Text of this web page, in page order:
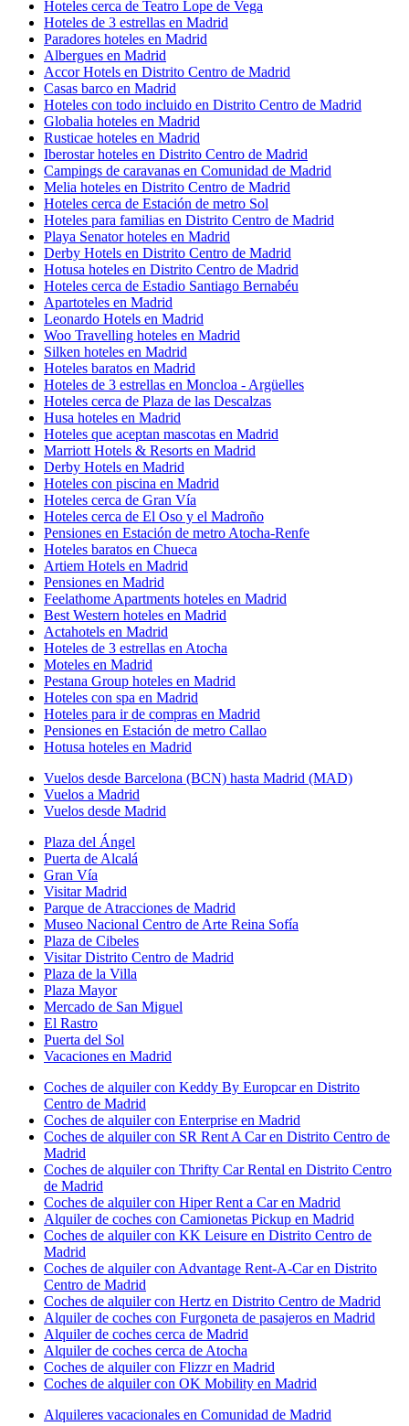
Hoteles cerca de Teatro Lope de Vega
Hoteles de 3 estrellas en Madrid
Paradores hoteles en Madrid
Albergues en Madrid
Accor Hotels en Distrito Centro de Madrid
Casas barco en Madrid
Hoteles con todo incluido en Distrito Centro de Madrid
Globalia hoteles en Madrid
Rusticae hoteles en Madrid
Iberostar hoteles en Distrito Centro de Madrid
Campings de caravanas en Comunidad de Madrid
Melia hoteles en Distrito Centro de Madrid
Hoteles cerca de Estación de metro Sol
Hoteles para familias en Distrito Centro de Madrid
Playa Senator hoteles en Madrid
Derby Hotels en Distrito Centro de Madrid
Hotusa hoteles en Distrito Centro de Madrid
Hoteles cerca de Estadio Santiago Bernabéu
Apartoteles en Madrid
Leonardo Hotels en Madrid
Woo Travelling hoteles en Madrid
Silken hoteles en Madrid
Hoteles baratos en Madrid
Hoteles de 3 estrellas en Moncloa - Argüelles
Hoteles cerca de Plaza de las Descalzas
Husa hoteles en Madrid
Hoteles que aceptan mascotas en Madrid
Marriott Hotels & Resorts en Madrid
Derby Hotels en Madrid
Hoteles con piscina en Madrid
Hoteles cerca de Gran Vía
Hoteles cerca de El Oso y el Madroño
Pensiones en Estación de metro Atocha-Renfe
Hoteles baratos en Chueca
Artiem Hotels en Madrid
Pensiones en Madrid
Feelathome Apartments hoteles en Madrid
Best Western hoteles en Madrid
Actahotels en Madrid
Hoteles de 3 estrellas en Atocha
Moteles en Madrid
Pestana Group hoteles en Madrid
Hoteles con spa en Madrid
Hoteles para ir de compras en Madrid
Pensiones en Estación de metro Callao
Hotusa hoteles en Madrid
Vuelos desde Barcelona (BCN) hasta Madrid (MAD)
Vuelos a Madrid
Vuelos desde Madrid
Plaza del Ángel
Puerta de Alcalá
Gran Vía
Visitar Madrid
Parque de Atracciones de Madrid
Museo Nacional Centro de Arte Reina Sofía
Plaza de Cibeles
Visitar Distrito Centro de Madrid
Plaza de la Villa
Plaza Mayor
Mercado de San Miguel
El Rastro
Puerta del Sol
Vacaciones en Madrid
Coches de alquiler con Keddy By Europcar en Distrito
Centro de Madrid
Coches de alquiler con Enterprise en Madrid
Coches de alquiler con SR Rent A Car en Distrito Centro de
Madrid
Coches de alquiler con Thrifty Car Rental en Distrito Centro
de Madrid
Coches de alquiler con Hiper Rent a Car en Madrid
Alquiler de coches con Camionetas Pickup en Madrid
Coches de alquiler con KK Leisure en Distrito Centro de
Madrid
Coches de alquiler con Advantage Rent-A-Car en Distrito
Centro de Madrid
Coches de alquiler con Hertz en Distrito Centro de Madrid
Alquiler de coches con Furgoneta de pasajeros en Madrid
Alquiler de coches cerca de Madrid
Alquiler de coches cerca de Atocha
Coches de alquiler con Flizzr en Madrid
Coches de alquiler con OK Mobility en Madrid
Alquileres vacacionales en Comunidad de Madrid